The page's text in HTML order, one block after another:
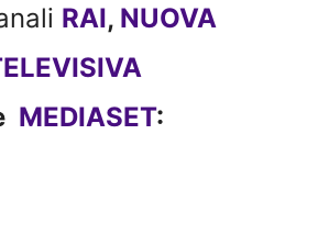
RAI, NUOVA
MEDIASET: